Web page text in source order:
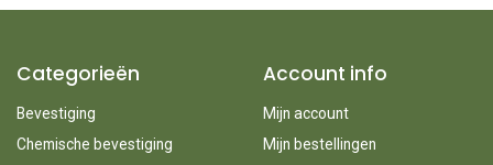
Categorieën
Bevestiging
Chemische bevestiging
Account info
Mijn account
Mijn bestellingen